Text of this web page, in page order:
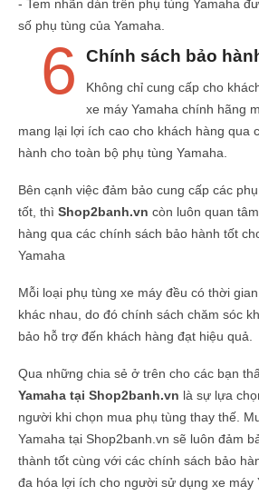
- Tem nhãn dán trên phụ tùng Yamaha
số phụ tùng của Yamaha.
6 Chính sách bảo
Không chỉ cung cấp cho
xe máy Yamaha chính hãng
mang lại lợi ích cao cho khách hàng qua
hành cho toàn bộ phụ tùng Yamaha.
Bên cạnh việc đảm bảo cung cấp các
tốt, thì Shop2banh.vn còn luôn quan
hàng qua các chính sách bảo hành tốt
Yamaha
Mỗi loại phụ tùng xe máy đều có thời
khác nhau, do đó chính sách chăm sóc
bảo hỗ trợ đến khách hàng đạt hiệu quả.
Qua những chia sẻ ở trên cho các bạn
Yamaha tại Shop2banh.vn là sự lựa
người khi chọn mua phụ tùng thay thế.
Yamaha tại Shop2banh.vn sẽ luôn đảm
thành tốt cùng với các chính sách bảo
đa hóa lợi ích cho người sử dụng xe máy